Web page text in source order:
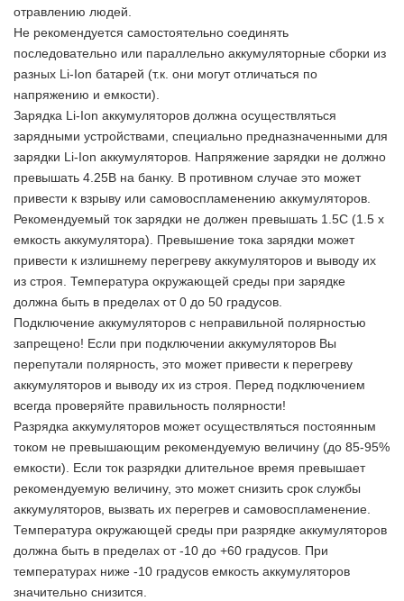
отравлению людей.
Не рекомендуется самостоятельно соединять
последовательно или параллельно аккумуляторные сборки из
разных Li-Ion батарей (т.к. они могут отличаться по
напряжению и емкости).
Зарядка Li-Ion аккумуляторов должна осуществляться
зарядными устройствами, специально предназначенными для
зарядки Li-Ion аккумуляторов. Напряжение зарядки не должно
превышать 4.25В на банку. В противном случае это может
привести к взрыву или самовоспламенению аккумуляторов.
Рекомендуемый ток зарядки не должен превышать 1.5С (1.5 х
емкость аккумулятора). Превышение тока зарядки может
привести к излишнему перегреву аккумуляторов и выводу их
из строя. Температура окружающей среды при зарядке
должна быть в пределах от 0 до 50 градусов.
Подключение аккумуляторов с неправильной полярностью
запрещено! Если при подключении аккумуляторов Вы
перепутали полярность, это может привести к перегреву
аккумуляторов и выводу их из строя. Перед подключением
всегда проверяйте правильность полярности!
Разрядка аккумуляторов может осуществляться постоянным
током не превышающим рекомендуемую величину (до 85-95%
емкости). Если ток разрядки длительное время превышает
рекомендуемую величину, это может снизить срок службы
аккумуляторов, вызвать их перегрев и самовоспламенение.
Температура окружающей среды при разрядке аккумуляторов
должна быть в пределах от -10 до +60 градусов. При
температурах ниже -10 градусов емкость аккумуляторов
значительно снизится.